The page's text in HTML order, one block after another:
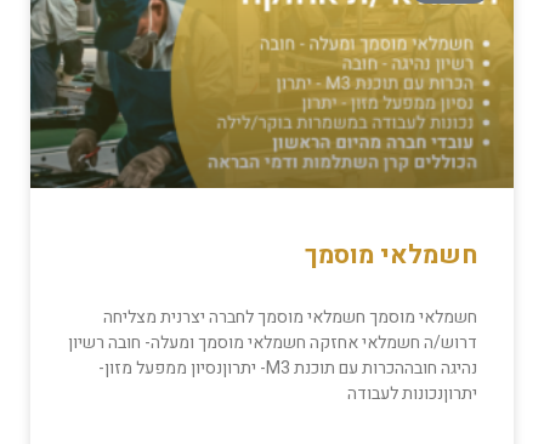
חשמלאי מוסמך
חשמלאי מוסמך חשמלאי מוסמך לחברה יצרנית מצליחה
דרוש/ה חשמלאי אחזקה חשמלאי מוסמך ומעלה- חובה רשיון
נהיגה חובההכרות עם תוכנת M3- יתרוןנסיון ממפעל מזון-
יתרוןנכונות לעבודה